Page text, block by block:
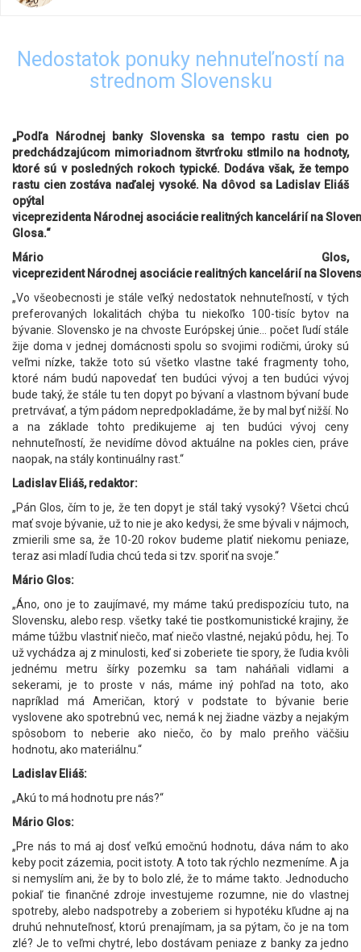
Nedostatok ponuky nehnuteľností na
strednom Slovensku
„Podľa Národnej banky Slovenska sa tempo rastu cien po
predchádzajúcom mimoriadnom štvrťroku stlmilo na hodnoty,
ktoré sú v posledných rokoch typické. Dodáva však, že tempo
rastu cien zostáva naďalej vysoké. Na dôvod sa Ladislav Eliáš
opýtal
viceprezidenta Národnej asociácie realitných kancelárií na
Glosa.“
Mário Glos,
viceprezident Národnej asociácie realitných kancelárií na
„Vo všeobecnosti je stále veľký nedostatok nehnuteľností, v tých
preferovaných lokalitách chýba tu niekoľko 100-tisíc bytov na
bývanie. Slovensko je na chvoste Európskej únie... počet ľudí stále
žije doma v jednej domácnosti spolu so svojimi rodičmi, úroky sú
veľmi nízke, takže toto sú všetko vlastne také fragmenty toho,
ktoré nám budú napovedať ten budúci vývoj a ten budúci vývoj
bude taký, že stále tu ten dopyt po bývaní a vlastnom bývaní bude
pretrvávať, a tým pádom nepredpokladáme, že by mal byť nižší. No
a na základe tohto predikujeme aj ten budúci vývoj ceny
nehnuteľností, že nevidíme dôvod aktuálne na pokles cien, práve
naopak, na stály kontinuálny rast.“
Ladislav Eliáš, redaktor:
„Pán Glos, čím to je, že ten dopyt je stál taký vysoký? Všetci chcú
mať svoje bývanie, už to nie je ako kedysi, že sme bývali v nájmoch,
zmierili sme sa, že 10-20 rokov budeme platiť niekomu peniaze,
teraz asi mladí ľudia chcú teda si tzv. sporiť na svoje.“
Mário Glos:
„Áno, ono je to zaujímavé, my máme takú predispozíciu tuto, na
Slovensku, alebo resp. všetky také tie postkomunistické krajiny, že
máme túžbu vlastniť niečo, mať niečo vlastné, nejakú pôdu, hej. To
už vychádza aj z minulosti, keď si zoberiete tie spory, že ľudia kvôli
jednému metru šírky pozemku sa tam naháňali vidlami a
sekerami, je to proste v nás, máme iný pohľad na toto, ako
napríklad má Američan, ktorý v podstate to bývanie berie
vyslovene ako spotrebnú vec, nemá k nej žiadne väzby a nejakým
spôsobom to neberie ako niečo, čo by malo preňho väčšiu
hodnotu, ako materiálnu.“
Ladislav Eliáš:
„Akú to má hodnotu pre nás?“
Mário Glos:
„Pre nás to má aj dosť veľkú emočnú hodnotu, dáva nám to ako
keby pocit zázemia, pocit istoty. A toto tak rýchlo nezmeníme. A ja
si nemyslím ani, že by to bolo zlé, že to máme takto. Jednoducho
pokiaľ tie finančné zdroje investujeme rozumne, nie do vlastnej
spotreby, alebo nadspotreby a zoberiem si hypotéku kľudne aj na
druhú nehnuteľnosť, ktorú prenajímam, ja sa pýtam, čo je na tom
zlé? Je to veľmi chytré, lebo dostávam peniaze z banky za jedno